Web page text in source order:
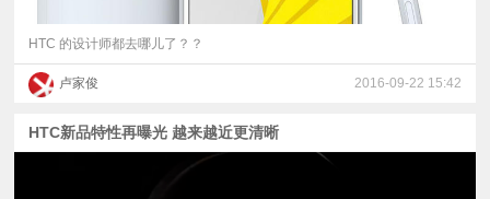
HTC 的设计师都去哪儿了？？
卢家俊 2016-09-22 15:42
HTC新品特性再曝光 越来越近更清晰